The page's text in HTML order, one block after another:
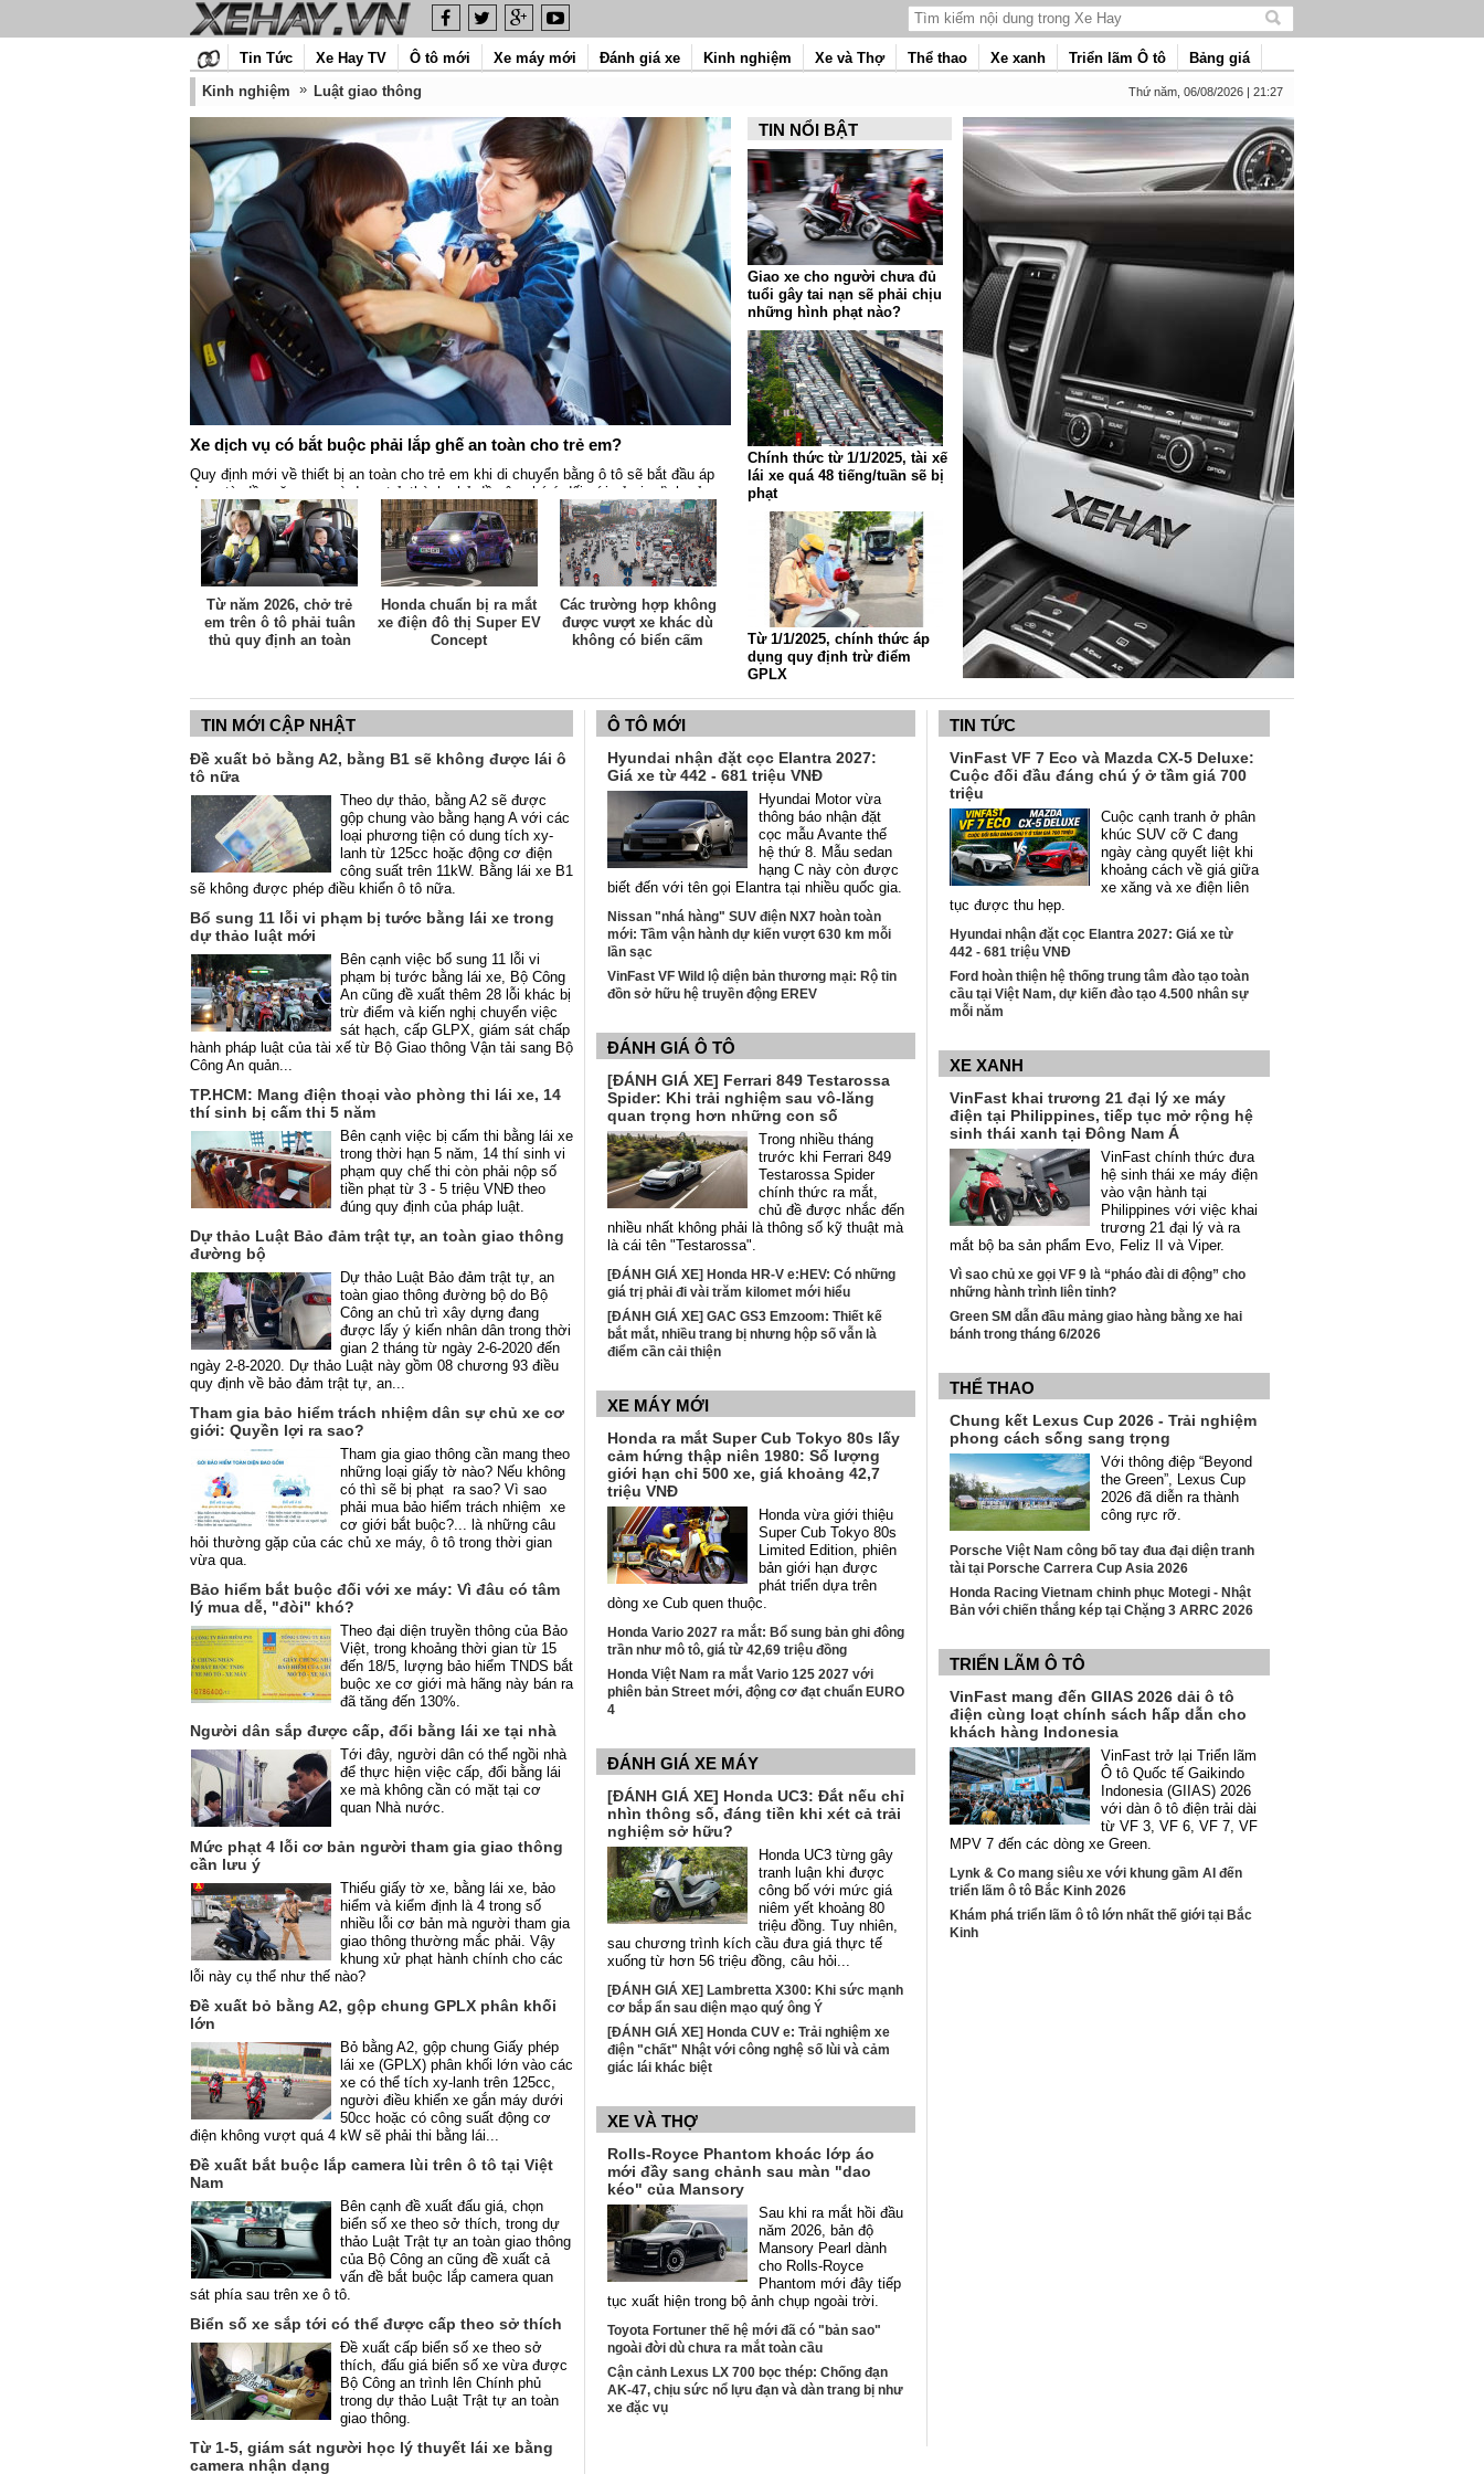
Tìm
nội
dung
Tin Tức Xe Hay TV Ô tô mới Xe máy mới Đánh giá xe Kinh nghiệm Xe và Thợ Thể thao Xe xanh Triển lãm Ô tô
Bảng giá
Kinh nghiệm
Luật giao thông Thứ năm, 06/08/2026 | 21:27
Xe dịch vụ có bắt buộc phải lắp ghế an toàn cho trẻ em?
Quy định mới về thiết bị an toàn cho trẻ em khi di chuyển bằng ô tô sẽ bắt đầu áp
dụng từ đầu năm sau và đang trở thành chủ đề gây chú ý đối với cả gia đình sử
dụng xe riêng lẫn tài xế kinh doanh dịch vụ.
Từ năm 2026, chở trẻ
em trên ô tô phải tuân
thủ quy định an toàn
Honda chuẩn bị ra mắt
xe điện đô thị Super EV
Concept
Các trường hợp không
được vượt xe khác dù
không có biển cấm
TIN NỔI BẬT
Giao xe cho người chưa đủ
tuổi gây tai nạn sẽ phải chịu
những hình phạt nào?
Chính thức từ 1/1/2025, tài xế
lái xe quá 48 tiếng/tuần sẽ bị
phạt
Từ 1/1/2025, chính thức áp
dụng quy định trừ điểm
GPLX
TIN MỚI CẬP NHẬT
Đề xuất bỏ bằng A2, bằng B1 sẽ không được lái ô
tô nữa
Theo dự thảo, bằng A2 sẽ được
gộp chung vào bằng hạng A với các
loại phương tiện có dung tích xy-
lanh từ 125cc hoặc động cơ điện
công suất trên 11kW. Bằng lái xe B1
sẽ không được phép điều khiển ô tô nữa.
Bổ sung 11 lỗi vi phạm bị tước bằng lái xe trong
dự thảo luật mới
Bên cạnh việc bổ sung 11 lỗi vi
phạm bị tước bằng lái xe, Bộ Công
An cũng đề xuất thêm 28 lỗi khác bị
trừ điểm và kiến nghị chuyển việc
sát hạch, cấp GLPX, giám sát chấp
hành pháp luật của tài xế từ Bộ Giao thông Vận tải sang Bộ
Công An quản...
TP.HCM: Mang điện thoại vào phòng thi lái xe, 14
thí sinh bị cấm thi 5 năm
Bên cạnh việc bị cấm thi bằng lái xe
trong thời hạn 5 năm, 14 thí sinh vi
phạm quy chế thi còn phải nộp số
tiền phạt từ 3 - 5 triệu VNĐ theo
đúng quy định của pháp luật.
Dự thảo Luật Bảo đảm trật tự, an toàn giao thông
đường bộ
Dự thảo Luật Bảo đảm trật tự, an
toàn giao thông đường bộ do Bộ
Công an chủ trì xây dựng đang
được lấy ý kiến nhân dân trong thời
gian 2 tháng từ ngày 2-6-2020 đến
ngày 2-8-2020. Dự thảo Luật này gồm 08 chương 93 điều
quy định về bảo đảm trật tự, an...
Tham gia bảo hiểm trách nhiệm dân sự chủ xe cơ
giới: Quyền lợi ra sao?
Tham gia giao thông cần mang theo
những loại giấy tờ nào? Nếu không
có thì sẽ bị phạt ra sao? Vì sao
phải mua bảo hiểm trách nhiệm xe
cơ giới bắt buộc?... là những câu
hỏi thường gặp của các chủ xe máy, ô tô trong thời gian
vừa qua.
Bảo hiểm bắt buộc đối với xe máy: Vì đâu có tâm
lý mua dễ, "đòi" khó?
Theo đại diện truyền thông của Bảo
Việt, trong khoảng thời gian từ 15
đến 18/5, lượng bảo hiểm TNDS bắt
buộc xe cơ giới mà hãng này bán ra
đã tăng đến 130%.
Người dân sắp được cấp, đổi bằng lái xe tại nhà
Tới đây, người dân có thể ngồi nhà
để thực hiện việc cấp, đổi bằng lái
xe mà không cần có mặt tại cơ
quan Nhà nước.
Mức phạt 4 lỗi cơ bản người tham gia giao thông
cần lưu ý
Thiếu giấy tờ xe, bằng lái xe, bảo
hiểm và kiểm định là 4 trong số
nhiều lỗi cơ bản mà người tham gia
giao thông thường mắc phải. Vậy
khung xử phạt hành chính cho các
lỗi này cụ thể như thế nào?
Đề xuất bỏ bằng A2, gộp chung GPLX phân khối
lớn
Bỏ bằng A2, gộp chung Giấy phép
lái xe (GPLX) phân khối lớn vào các
xe có thể tích xy-lanh trên 125cc,
người điều khiển xe gắn máy dưới
50cc hoặc có công suất động cơ
điện không vượt quá 4 kW sẽ phải thi bằng lái...
Đề xuất bắt buộc lắp camera lùi trên ô tô tại Việt
Nam
Bên cạnh đề xuất đấu giá, chọn
biển số xe theo sở thích, trong dự
thảo Luật Trật tự an toàn giao thông
của Bộ Công an cũng đề xuất cả
vấn đề bắt buộc lắp camera quan
sát phía sau trên xe ô tô.
Biển số xe sắp tới có thể được cấp theo sở thích
Đề xuất cấp biển số xe theo sở
thích, đấu giá biển số xe vừa được
Bộ Công an trình lên Chính phủ
trong dự thảo Luật Trật tự an toàn
giao thông.
Từ 1-5, giám sát người học lý thuyết lái xe bằng
camera nhận dạng
Ô TÔ MỚI
Hyundai nhận đặt cọc Elantra 2027:
Giá xe từ 442 - 681 triệu VNĐ
Hyundai Motor vừa
thông báo nhận đặt
cọc mẫu Avante thế
hệ thứ 8. Mẫu sedan
hạng C này còn được
biết đến với tên gọi Elantra tại nhiều quốc gia.
Nissan "nhá hàng" SUV điện NX7 hoàn toàn
mới: Tầm vận hành dự kiến vượt 630 km mỗi
lần sạc
VinFast VF Wild lộ diện bản thương mại: Rộ tin
đồn sở hữu hệ truyền động EREV
ĐÁNH GIÁ Ô TÔ
[ĐÁNH GIÁ XE] Ferrari 849 Testarossa
Spider: Khi trải nghiệm sau vô-lăng
quan trọng hơn những con số
Trong nhiều tháng
trước khi Ferrari 849
Testarossa Spider
chính thức ra mắt,
chủ đề được nhắc đến
nhiều nhất không phải là thông số kỹ thuật mà
là cái tên "Testarossa".
[ĐÁNH GIÁ XE] Honda HR-V e:HEV: Có những
giá trị phải đi vài trăm kilomet mới hiểu
[ĐÁNH GIÁ XE] GAC GS3 Emzoom: Thiết kế
bắt mắt, nhiều trang bị nhưng hộp số vẫn là
điểm cần cải thiện
XE MÁY MỚI
Honda ra mắt Super Cub Tokyo 80s lấy
cảm hứng thập niên 1980: Số lượng
giới hạn chỉ 500 xe, giá khoảng 42,7
triệu VNĐ
Honda vừa giới thiệu
Super Cub Tokyo 80s
Limited Edition, phiên
bản giới hạn được
phát triển dựa trên
dòng xe Cub quen thuộc.
Honda Vario 2027 ra mắt: Bổ sung bản ghi đông
trần như mô tô, giá từ 42,69 triệu đồng
Honda Việt Nam ra mắt Vario 125 2027 với
phiên bản Street mới, động cơ đạt chuẩn EURO
4
ĐÁNH GIÁ XE MÁY
[ĐÁNH GIÁ XE] Honda UC3: Đắt nếu chỉ
nhìn thông số, đáng tiền khi xét cả trải
nghiệm sở hữu?
Honda UC3 từng gây
tranh luận khi được
công bố với mức giá
niêm yết khoảng 80
triệu đồng. Tuy nhiên,
sau chương trình kích cầu đưa giá thực tế
xuống từ hơn 56 triệu đồng, câu hỏi...
[ĐÁNH GIÁ XE] Lambretta X300: Khi sức mạnh
cơ bắp ẩn sau diện mạo quý ông Ý
[ĐÁNH GIÁ XE] Honda CUV e: Trải nghiệm xe
điện "chất" Nhật với công nghệ số lùi và cảm
giác lái khác biệt
XE VÀ THỢ
Rolls-Royce Phantom khoác lớp áo
mới đầy sang chảnh sau màn "dao
kéo" của Mansory
Sau khi ra mắt hồi đầu
năm 2026, bản độ
Mansory Pearl dành
cho Rolls-Royce
Phantom mới đây tiếp
tục xuất hiện trong bộ ảnh chụp ngoài trời.
Toyota Fortuner thế hệ mới đã có "bản sao"
ngoài đời dù chưa ra mắt toàn cầu
Cận cảnh Lexus LX 700 bọc thép: Chống đạn
AK-47, chịu sức nổ lựu đạn và dàn trang bị như
xe đặc vụ
TIN TỨC
VinFast VF 7 Eco và Mazda CX-5 Deluxe:
Cuộc đối đầu đáng chú ý ở tầm giá 700
triệu
Cuộc cạnh tranh ở phân
khúc SUV cỡ C đang
ngày càng quyết liệt khi
khoảng cách về giá giữa
xe xăng và xe điện liên
tục được thu hẹp.
Hyundai nhận đặt cọc Elantra 2027: Giá xe từ
442 - 681 triệu VNĐ
Ford hoàn thiện hệ thống trung tâm đào tạo toàn
cầu tại Việt Nam, dự kiến đào tạo 4.500 nhân sự
mỗi năm
XE XANH
VinFast khai trương 21 đại lý xe máy
điện tại Philippines, tiếp tục mở rộng hệ
sinh thái xanh tại Đông Nam Á
VinFast chính thức đưa
hệ sinh thái xe máy điện
vào vận hành tại
Philippines với việc khai
trương 21 đại lý và ra
mắt bộ ba sản phẩm Evo, Feliz II và Viper.
Vì sao chủ xe gọi VF 9 là “pháo đài di động” cho
những hành trình liên tỉnh?
Green SM dẫn đầu mảng giao hàng bằng xe hai
bánh trong tháng 6/2026
THỂ THAO
Chung kết Lexus Cup 2026 - Trải nghiệm
phong cách sống sang trọng
Với thông điệp “Beyond
the Green”, Lexus Cup
2026 đã diễn ra thành
công rực rỡ.
Porsche Việt Nam công bố tay đua đại diện tranh
tài tại Porsche Carrera Cup Asia 2026
Honda Racing Vietnam chinh phục Motegi - Nhật
Bản với chiến thắng kép tại Chặng 3 ARRC 2026
TRIỂN LÃM Ô TÔ
VinFast mang đến GIIAS 2026 dải ô tô
điện cùng loạt chính sách hấp dẫn cho
khách hàng Indonesia
VinFast trở lại Triển lãm
Ô tô Quốc tế Gaikindo
Indonesia (GIIAS) 2026
với dàn ô tô điện trải dài
từ VF 3, VF 6, VF 7, VF
MPV 7 đến các dòng xe Green.
Lynk & Co mang siêu xe với khung gầm AI đến
triển lãm ô tô Bắc Kinh 2026
Khám phá triển lãm ô tô lớn nhất thế giới tại Bắc
Kinh